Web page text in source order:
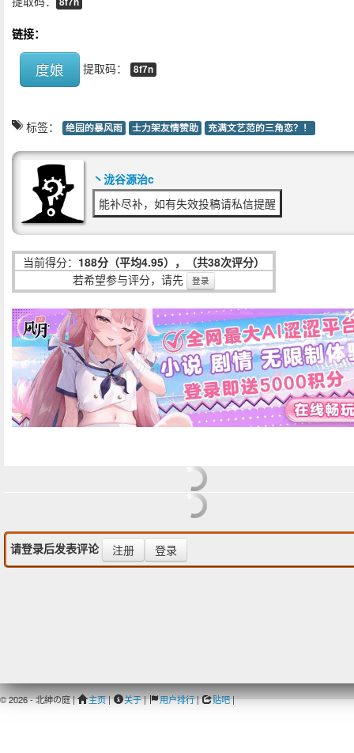
链接：
度娘 提取码： 8f7n
标签： 绝园的暴风雨 士力架友情赞助 充满文艺范的三角恋？！
丶泷谷源治c
能补尽补，如有失效投稿请私信提醒
当前得分： 188分（平均4.95），（共38次评分）
若希望参与评分，请先
登录
请登录后发表评论 注册 登录
© 2026 - 北紳の庭 | 主页| 关于| 用户排行| 贴吧|